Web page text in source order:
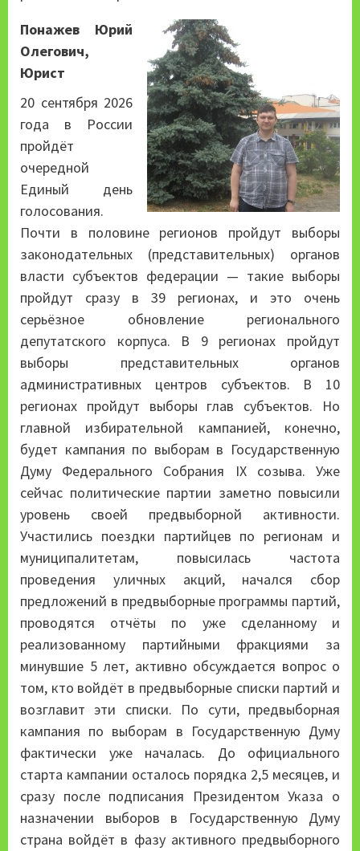
Понажев Юрий
Олегович,
Юрист
20 сентября 2026
года в России
пройдёт
очередной
Единый день
голосования.
Почти в половине регионов пройдут выборы
законодательных (представительных) органов
власти субъектов федерации — такие выборы
пройдут сразу в 39 регионах, и это очень
серьёзное обновление регионального
депутатского корпуса. В 9 регионах пройдут
выборы представительных органов
административных центров субъектов. В 10
регионах пройдут выборы глав субъектов. Но
главной избирательной кампанией, конечно,
будет кампания по выборам в Государственную
Думу Федерального Собрания IX созыва. Уже
сейчас политические партии заметно повысили
уровень своей предвыборной активности.
Участились поездки партийцев по регионам и
муниципалитетам, повысилась частота
проведения уличных акций, начался сбор
предложений в предвыборные программы партий,
проводятся отчёты по уже сделанному и
реализованному партийными фракциями за
минувшие 5 лет, активно обсуждается вопрос о
том, кто войдёт в предвыборные списки партий и
возглавит эти списки. По сути, предвыборная
кампания по выборам в Государственную Думу
фактически уже началась. До официального
старта кампании осталось порядка 2,5 месяцев, и
сразу после подписания Президентом Указа о
назначении выборов в Государственную Думу
страна войдёт в фазу активного предвыборного